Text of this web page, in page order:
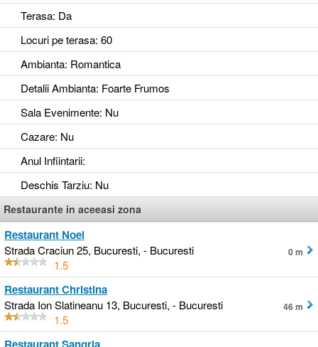
Terasa: Da
Locuri pe terasa: 60
Ambianta: Romantica
Detalii Ambianta: Foarte Frumos
Sala Evenimente: Nu
Cazare: Nu
Anul Infiintarii:
Deschis Tarziu: Nu
Restaurante in aceeasi zona
Restaurant Noel
Strada Craciun 25, Bucuresti, - Bucuresti
1.5
0 m
Restaurant Christina
Strada Ion Slatineanu 13, Bucuresti, - Bucuresti
1.5
46 m